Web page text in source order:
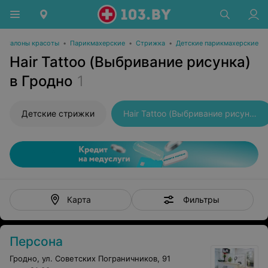
Салоны красоты • Парикмахерские • Стрижка • Детские парикмахерские
Hair Tattoo (Выбривание рисунка)
в Гродно 1
Детские стрижки Hair Tattoo (Выбривание рисунка)
Карта Фильтры
Персона
Гродно, ул. Советских Пограничников, 91